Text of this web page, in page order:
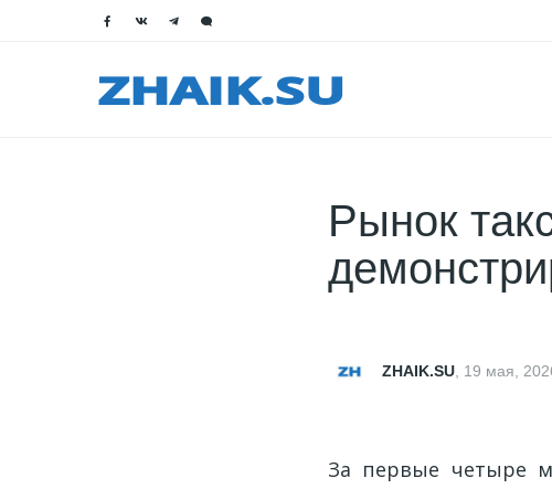
Рынок
ZHAIK.SU, 19 мая,
За первые четыре